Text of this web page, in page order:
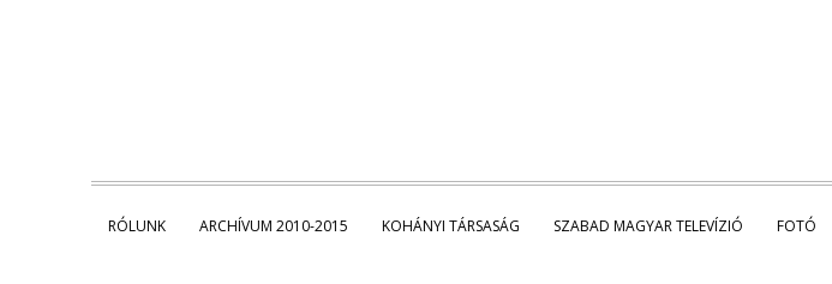
RÓLUNK ARCHÍVUM 2010-2015 KOHÁNYI TÁRSASÁG SZABAD MAGYAR TELEVÍZIÓ FOTÓ